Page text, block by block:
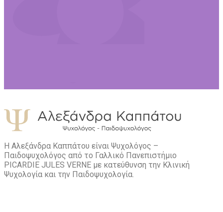
Η Αλεξάνδρα Καππάτου είναι Ψυχολόγος –
Παιδοψυχολόγος από το Γαλλικό Πανεπιστήμιο
PICARDIE JULES VERNE με κατεύθυνση την Kλινική
Ψυχολογία και την Παιδοψυχολογία.